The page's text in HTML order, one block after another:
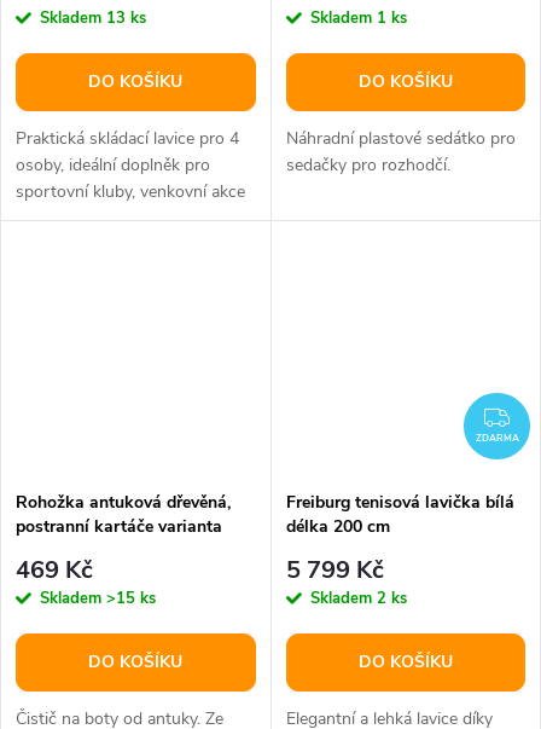
Skladem 13 ks
DO KOŠÍKU
Praktická skládací lavice pro 4
osoby, ideální doplněk pro
sportovní kluby, venkovní akce
apod. Přenosná taška součástí.
Skladem 1 ks
DO KOŠÍKU
Náhradní plastové sedátko pro
sedačky pro rozhodčí.
Rohožka antuková dřevěná,
postranní kartáče varianta
469 Kč
Skladem >15 ks
DO KOŠÍKU
Čistič na boty od antuky. Ze
ZDARMA
Freiburg tenisová lavička bílá
délka 200 cm
5 799 Kč
Skladem 2 ks
DO KOŠÍKU
Elegantní a lehká lavice díky